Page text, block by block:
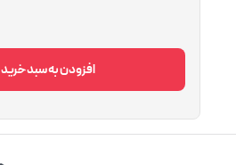
افزودن به سبد خرید